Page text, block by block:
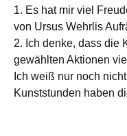
1. Es hat mir viel
von Ursus Wehrlis
2. Ich denke, dass die
gewählten Aktionen
Ich weiß nur noch
Kunststunden haben